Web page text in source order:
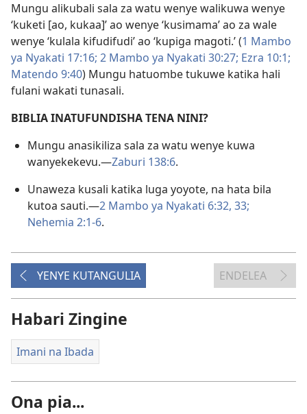
Mungu alikubali sala za watu wenye walikuwa wenye
‘kuketi [ao, kukaa]’ ao wenye ‘kusimama’ ao za wale
wenye ‘kulala kifudifudi’ ao ‘kupiga magoti.’ (1 Mambo
ya Nyakati 17:16; 2 Mambo ya Nyakati 30:27; Ezra 10:1;
Matendo 9:40) Mungu hatuombe tukuwe katika hali
fulani wakati tunasali.
BIBLIA INATUFUNDISHA TENA NINI?
Mungu anasikiliza sala za watu wenye kuwa
wanyekekevu.—Zaburi 138:6.
Unaweza kusali katika luga yoyote, na hata bila
kutoa sauti.—2 Mambo ya Nyakati 6:32, 33;
Nehemia 2:1-6.
YENYE KUTANGULIA ENDELEA
Habari Zingine
Imani na Ibada
Ona pia...